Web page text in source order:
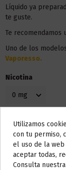
Líquido ya
te guste.
Te recomendamos
Uno de los
Vaporesso.
Nicotina
Utilizamos
con tu permiso,
el uso de la web
aceptar todas,
Consulta